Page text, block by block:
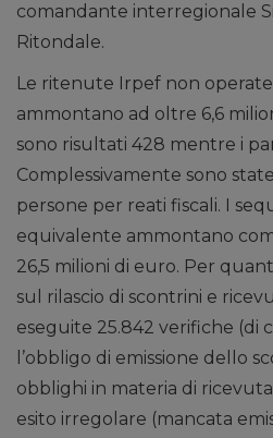
comandante interregionale
Ritondale.
Le ritenute Irpef non
ammontano ad oltre 6,6
sono risultati 428 mentre i
Complessivamente sono
persone per reati fiscali. I
equivalente ammontano
26,5 milioni di euro. Per
sul rilascio di scontrini e
eseguite 25.842 verifiche (di
l’obbligo di emissione dello
obblighi in materia di
esito irregolare (mancata